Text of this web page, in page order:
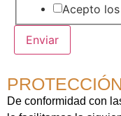
Acepto
Enviar
De conformidad con